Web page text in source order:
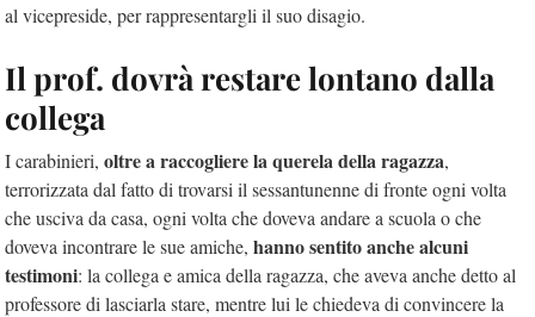
al vicepreside, per rappresentargli il suo disagio.
Il prof. dovrà restare lontano dalla
collega
I carabinieri, oltre a raccogliere la querela della ragazza,
terrorizzata dal fatto di trovarsi il sessantunenne di fronte ogni volta
che usciva da casa, ogni volta che doveva andare a scuola o che
doveva incontrare le sue amiche, hanno sentito anche alcuni
testimoni: la collega e amica della ragazza, che aveva anche detto al
professore di lasciarla stare, mentre lui le chiedeva di convincere la